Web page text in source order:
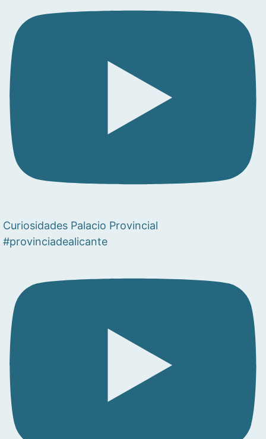
Curiosidades Palacio Provincial
#provinciadealicante